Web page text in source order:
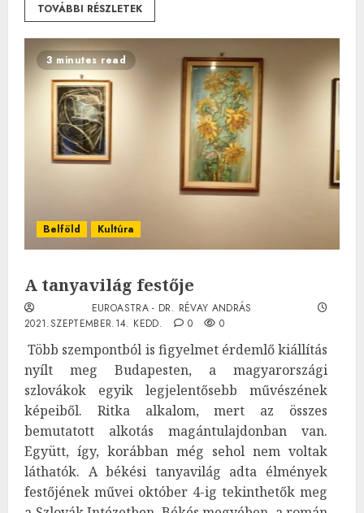
TOVÁBBI RÉSZLETEK
3 minutes read
Belföld Kultúra
A tanyavilág festője
EUROASTRA - DR. RÉVAY ANDRÁS
2021.SZEPTEMBER.14. KEDD.
0 0
Több szempontból is figyelmet érdemlő kiállítás
nyílt meg Budapesten, a magyarországi
szlovákok egyik legjelentősebb művészének
képeiből. Ritka alkalom, mert az összes
bemutatott alkotás magántulajdonban van.
Együtt, így, korábban még sehol nem voltak
láthatók. A békési tanyavilág adta élmények
festőjének művei október 4-ig tekinthetők meg